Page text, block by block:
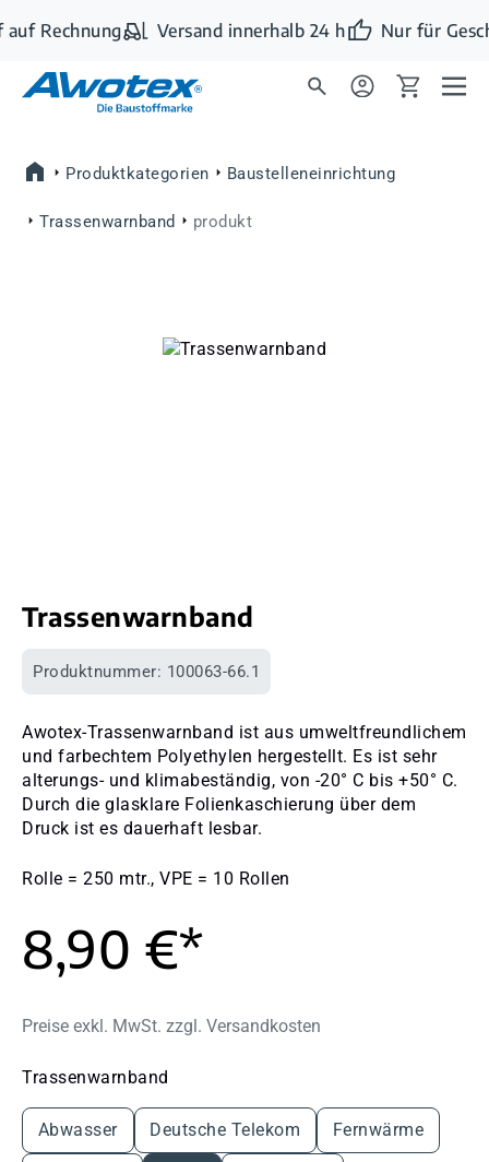
Zum Hauptinhalt springen
Rechnung Versand innerhalb 24 h Nur für
Produktkategorien Baustelleneinrichtung
Trassenwarnband produkt
Bildergalerie überspringen
Trassenwarnband
Produktnummer: 100063-66.1
Awotex-Trassenwarnband ist aus umweltfreundlichem
und farbechtem Polyethylen hergestellt. Es ist sehr
alterungs- und klimabeständig, von -20° C bis +50° C.
Durch die glasklare Folienkaschierung über dem
Druck ist es dauerhaft lesbar.
Rolle = 250 mtr., VPE = 10 Rollen
8,90 €*
Preise exkl. MwSt. zzgl. Versandkosten
Trassenwarnband
Abwasser Deutsche Telekom Fernwärme